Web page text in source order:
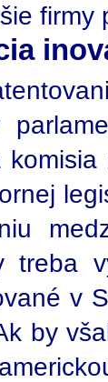
firmy
treba
v
by